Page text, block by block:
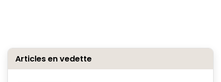
Articles en vedette